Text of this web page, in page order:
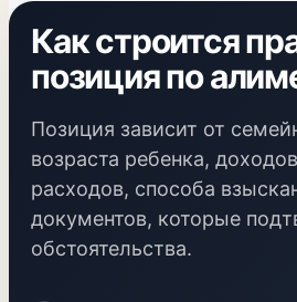
Как строится
позиция по
Позиция зависит от
возраста ребенка,
расходов, способа
документов, которые
обстоятельства.